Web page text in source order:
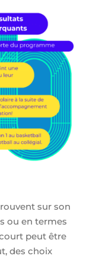
sur son
ou en termes
peut être
des choix